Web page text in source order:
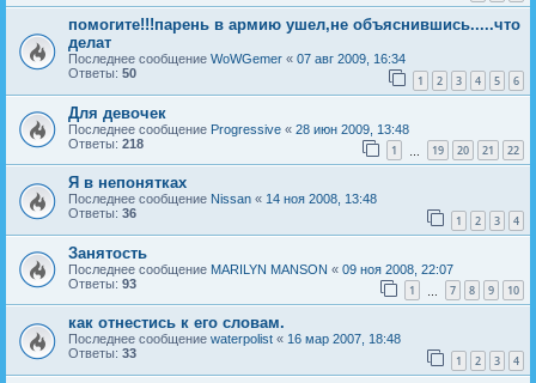
помогите!!!парень в армию ушел,не объяснившись.....что
делат
Последнее сообщение WoWGemer « 07 авг 2009, 16:34
Ответы: 50 1 2 3 4 5 6
Для девочек
Последнее сообщение Progressive « 28 июн 2009, 13:48
Ответы: 218 1 19 20 21 22
Я в непонятках
Последнее сообщение Nissan « 14 ноя 2008, 13:48
Ответы: 36 1 2 3 4
Занятость
Последнее сообщение MARILYN MANSON « 09 ноя 2008, 22:07
Ответы: 93 1 7 8 9 10
как отнестись к его словам.
Последнее сообщение waterpolist « 16 мар 2007, 18:48
Ответы: 33 1 2 3 4